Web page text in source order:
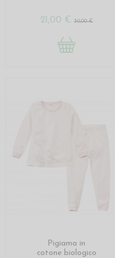
21,00 € 30,00 €
Pigiama in
cotone biologico